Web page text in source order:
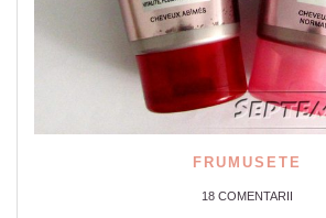
FRUMUSETE
18 COMENTARII